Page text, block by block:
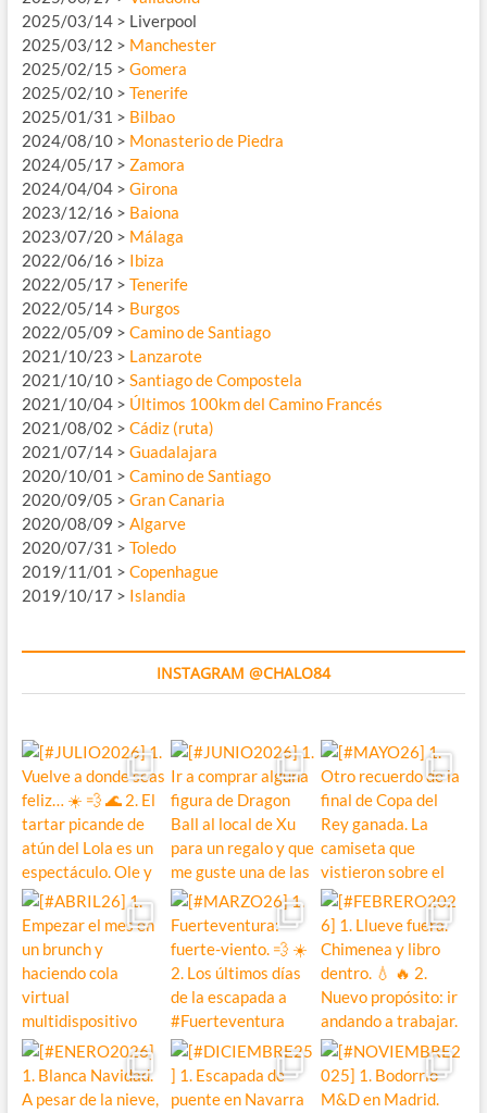
2025/03/14 > Liverpool
2025/03/12 > Manchester
2025/02/15 > Gomera
2025/02/10 > Tenerife
2025/01/31 > Bilbao
2024/08/10 > Monasterio de Piedra
2024/05/17 > Zamora
2024/04/04 > Girona
2023/12/16 > Baiona
2023/07/20 > Málaga
2022/06/16 > Ibiza
2022/05/17 > Tenerife
2022/05/14 > Burgos
2022/05/09 > Camino de Santiago
2021/10/23 > Lanzarote
2021/10/10 > Santiago de Compostela
2021/10/04 > Últimos 100km del Camino Francés
2021/08/02 > Cádiz (ruta)
2021/07/14 > Guadalajara
2020/10/01 > Camino de Santiago
2020/09/05 > Gran Canaria
2020/08/09 > Algarve
2020/07/31 > Toledo
2019/11/01 > Copenhague
2019/10/17 > Islandia
INSTAGRAM @CHALO84